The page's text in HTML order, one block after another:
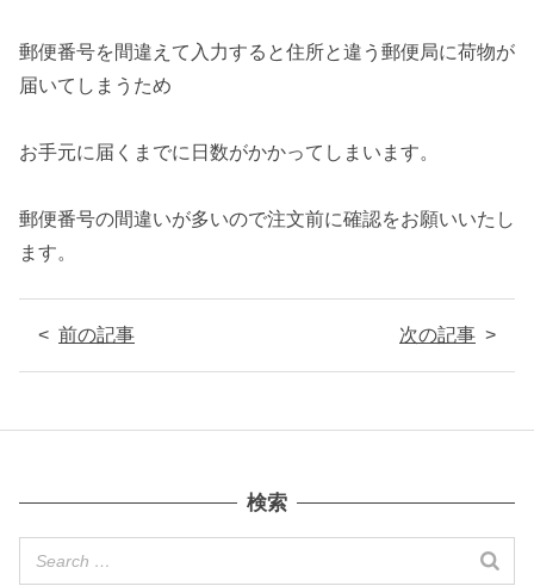
郵便番号を間違えて入力すると住所と違う郵便局に荷物が
届いてしまうため
お手元に届くまでに日数がかかってしまいます。
郵便番号の間違いが多いので注文前に確認をお願いいたし
ます。
前の記事 次の記事
検索